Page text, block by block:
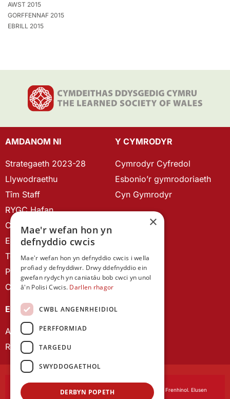
AWST 2015
GORFFENNAF 2015
EBRILL 2015
AMDANOM NI
Strategaeth 2023-28
Llywodraethu
Tîm Staff
RYGC Hafan
Canllawiau brandio
Ein Hanes
Telerau ac Amodau
Polisi Preifatrwydd
Cysylltu â ni
Y CYMRODYR
Cymrodyr Cyfredol
Esbonio’r gymrodoriaeth
Cyn Gymrodyr
EIN CYHOEDDIADAU
Astudiaethau Cymreig
Rhwydwaith Ymchwil Gyrfa Cynnar
Cymdeithas Ddysgedig Cymru, corfforedig drwy Siarter Frenhinol. Elusen
×
Mae'r wefan hon yn
defnyddio cwcis
Mae'r wefan hon yn defnyddio cwcis i wella
profiad y defnyddiwr. Drwy ddefnyddio ein
gwefan rydych yn caniatáu bob cwci yn unol
â'n Polisi Cwcis. Darllen rhagor
CWBL ANGENRHEIDIOL
PERFFORMIAD
TARGEDU
SWYDDOGAETHOL
DERBYN POPETH